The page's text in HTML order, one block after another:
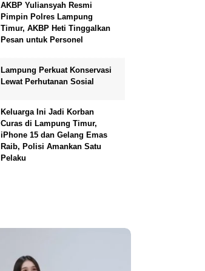
AKBP Yuliansyah Resmi
Pimpin Polres Lampung
Timur, AKBP Heti Tinggalkan
Pesan untuk Personel
Lampung Perkuat Konservasi
Lewat Perhutanan Sosial
Keluarga Ini Jadi Korban
Curas di Lampung Timur,
iPhone 15 dan Gelang Emas
Raib, Polisi Amankan Satu
Pelaku